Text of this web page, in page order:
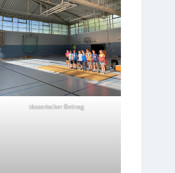
tänzerischer Beitrag